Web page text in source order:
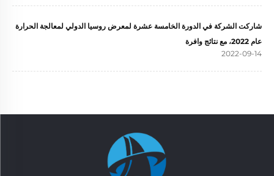
شاركت الشركة في الدورة الخامسة عشرة لمعرض روسيا الدولي لمعالجة الحرارة
عام 2022، مع نتائج وافرة
2022-09-14